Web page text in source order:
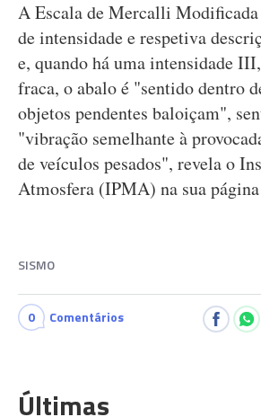
A Escala de Mercalli Modificada
de intensidade e respetiva
e, quando há uma intensidade
fraca, o abalo é "sentido dentro
objetos pendentes baloiçam",
"vibração semelhante à
de veículos pesados", revela o
Atmosfera (IPMA) na sua
SISMO
0 Comentários
Últimas